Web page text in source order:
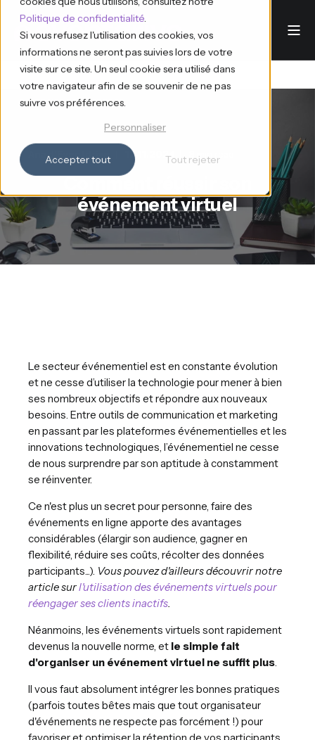
Politique de confidentialité.
Si vous refusez l'utilisation des cookies, vos
informations ne seront pas suivies lors de votre
visite sur ce site. Un seul cookie sera utilisé dans
votre navigateur afin de se souvenir de ne pas
suivre vos préférences.
Personnaliser
Accepter tout Tout rejeter
Ana d'Eventdrive 12.11.2024 8 min read
Comment réussir son
événement virtuel
Le secteur événementiel est en constante évolution
et ne cesse d’utiliser la technologie pour mener à bien
ses nombreux objectifs et répondre aux nouveaux
besoins. Entre outils de communication et marketing
en passant par les plateformes événementielles et les
innovations technologiques, l’événementiel ne cesse
de nous surprendre par son aptitude à constamment
se réinventer.
Ce n'est plus un secret pour personne, faire des
événements en ligne apporte des avantages
considérables (élargir son audience, gagner en
flexibilité, réduire ses coûts, récolter des données
participants...). Vous pouvez d'ailleurs découvrir notre
article surl'utilisation des événements virtuels pour
réengager ses clients inactifs
Néanmoins, les événements virtuels sont rapidement
devenus la nouvelle norme, et le simple fait
d'organiser un événement virtuel ne suffit plus
Il vous faut absolument intégrer les bonnes pratiques
(parfois toutes bêtes mais que tout organisateur
d'événements ne respecte pas forcément !) pour
favoriser et optimiser la rétention de vos participants